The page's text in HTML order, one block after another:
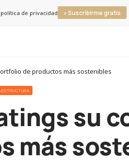
de privacidad » Suscribirme gratis
de productos más sostenibles
su
más